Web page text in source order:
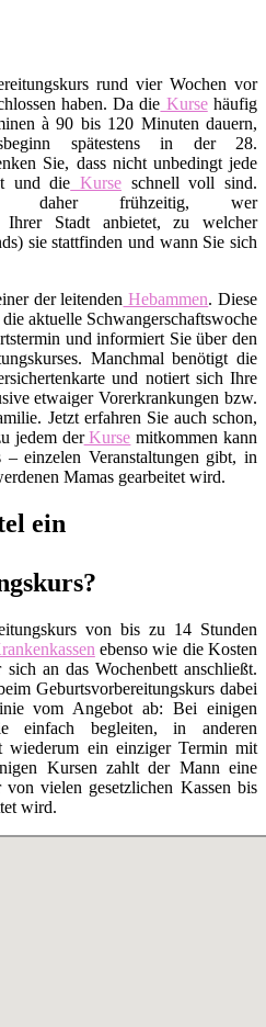
rund vier Wochen vor
haben. Da die Kursehäufig
à 90 bis 120 Minuten dauern,
spätestens in der 28.
Sie, dass nicht unbedingt jede
und die Kurseschnell voll sind.
daher frühzeitig, wer
Ihrer Stadt anbietet, zu welcher
sie stattfinden und wann Sie sich
der leitenden Hebammen. Diese
aktuelle Schwangerschaftswoche
und informiert Sie über den
Manchmal benötigt die
und notiert sich Ihre
etwaiger Vorerkrankungen bzw.
Jetzt erfahren Sie auch schon,
jedem derKurse mitkommen kann
einzelen Veranstaltungen gibt, in
Mamas gearbeitet wird.
ein
von bis zu 14 Stunden
ebenso wie die Kosten
sich an das Wochenbett anschließt.
Geburtsvorbereitungskurs dabei
vom Angebot ab: Bei einigen
begleiten, in anderen
wiederum ein einziger Termin mit
Kursen zahlt der Mann eine
von vielen gesetzlichen Kassen bis
wird.